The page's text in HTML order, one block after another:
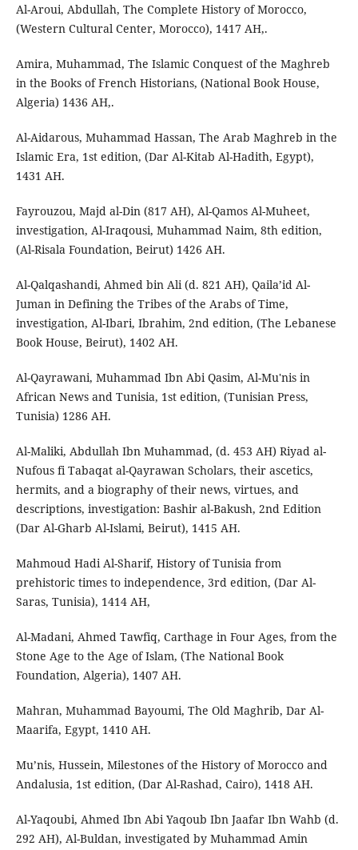
Al-Aroui, Abdullah, The Complete History of Morocco,
(Western Cultural Center, Morocco), 1417 AH,.
Amira, Muhammad, The Islamic Conquest of the Maghreb
in the Books of French Historians, (National Book House,
Algeria) 1436 AH,.
Al-Aidarous, Muhammad Hassan, The Arab Maghreb in the
Islamic Era, 1st edition, (Dar Al-Kitab Al-Hadith, Egypt),
1431 AH.
Fayrouzou, Majd al-Din (817 AH), Al-Qamos Al-Muheet,
investigation, Al-Iraqousi, Muhammad Naim, 8th edition,
(Al-Risala Foundation, Beirut) 1426 AH.
Al-Qalqashandi, Ahmed bin Ali (d. 821 AH), Qaila’id Al-
Juman in Defining the Tribes of the Arabs of Time,
investigation, Al-Ibari, Ibrahim, 2nd edition, (The Lebanese
Book House, Beirut), 1402 AH.
Al-Qayrawani, Muhammad Ibn Abi Qasim, Al-Mu'nis in
African News and Tunisia, 1st edition, (Tunisian Press,
Tunisia) 1286 AH.
Al-Maliki, Abdullah Ibn Muhammad, (d. 453 AH) Riyad al-
Nufous fi Tabaqat al-Qayrawan Scholars, their ascetics,
hermits, and a biography of their news, virtues, and
descriptions, investigation: Bashir al-Bakush, 2nd Edition
(Dar Al-Gharb Al-Islami, Beirut), 1415 AH.
Mahmoud Hadi Al-Sharif, History of Tunisia from
prehistoric times to independence, 3rd edition, (Dar Al-
Saras, Tunisia), 1414 AH,
Al-Madani, Ahmed Tawfiq, Carthage in Four Ages, from the
Stone Age to the Age of Islam, (The National Book
Foundation, Algeria), 1407 AH.
Mahran, Muhammad Bayoumi, The Old Maghrib, Dar Al-
Maarifa, Egypt, 1410 AH.
Mu’nis, Hussein, Milestones of the History of Morocco and
Andalusia, 1st edition, (Dar Al-Rashad, Cairo), 1418 AH.
Al-Yaqoubi, Ahmed Ibn Abi Yaqoub Ibn Jaafar Ibn Wahb (d.
292 AH), Al-Buldan, investigated by Muhammad Amin